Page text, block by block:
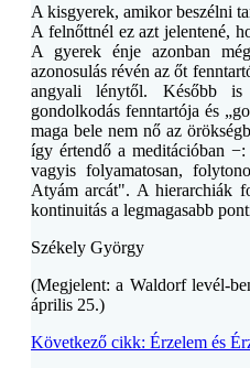
A kisgyerek, amikor beszélni
A felnőttnél ez azt jelentené,
A gyerek énje azonban
azonosulás révén az őt
angyali lénytől. Később
gondolkodás fenntartója és
maga bele nem nő az
így értendő a meditációban
vagyis folyamatosan,
Atyám arcát". A hierarchiák
kontinuitás a legmagasabb
Székely György
(Megjelent: a Waldorf levél-
április 25.)
Következő cikk: Érzelem és